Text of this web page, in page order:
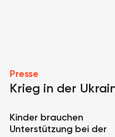
Presse
Krieg in der
Kinder brauchen
Unterstützung bei der